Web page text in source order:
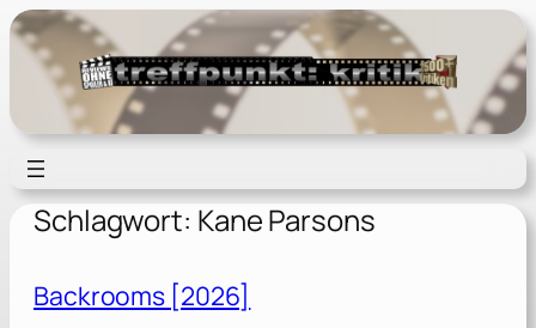
Zum
Inhalt
springen
Schlagwort: Kane Parsons
Backrooms [2026]